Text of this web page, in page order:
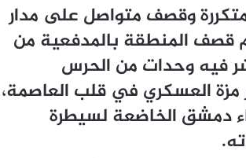
وقصف متواصل على مدار
قصف المنطقة بالمدفعية من
فيه وحدات من الحرس
مزة العسكري في قلب العاصمة،
دمشق الخاضعة لسيطرة